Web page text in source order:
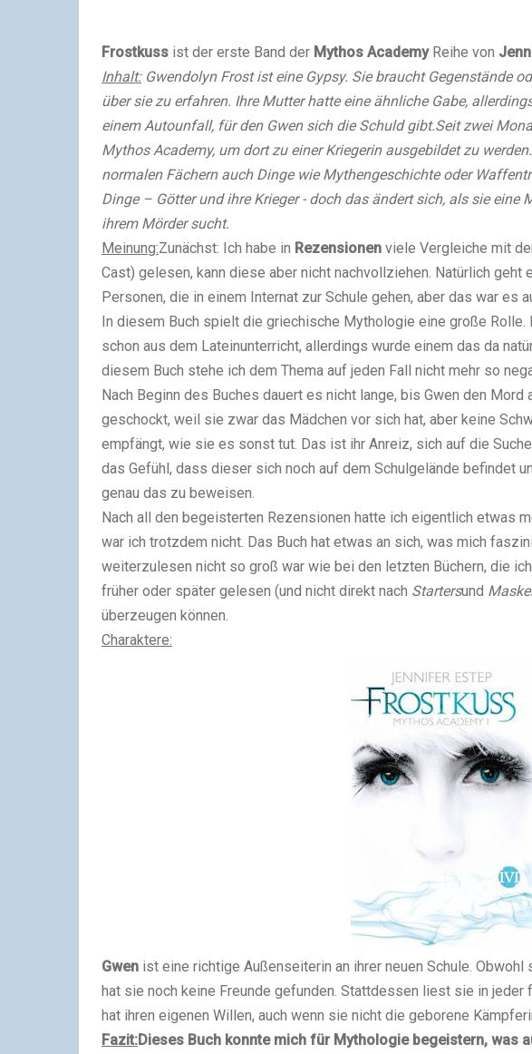
Frostkuss ist der erste Band der Mythos AcademyReihe von
Inhalt:Gwendolyn Frost ist eine Gypsy. Sie braucht Gegenstände
über sie zu erfahren. Ihre Mutter hatte eine ähnliche Gabe,
einem Autounfall, für den Gwen sich die Schuld gibt.Seit zwei
Mythos Academy, um dort zu einer Kriegerin ausgebildet zu
normalen Fächern auch Dinge wie Mythengeschichte oder
Dinge – Götter und ihre Krieger - doch das ändert sich, als sie
ihrem Mörder sucht.
Meinung:Zunächst: Ich habe in Rezensionen viele Vergleiche mit
Cast) gelesen, kann diese aber nicht nachvollziehen. Natürlich geht
Personen, die in einem Internat zur Schule gehen, aber das war es
In diesem Buch spielt die griechische Mythologie eine große Rolle.
schon aus dem Lateinunterricht, allerdings wurde einem das da
diesem Buch stehe ich dem Thema auf jeden Fall nicht mehr so
Nach Beginn des Buches dauert es nicht lange, bis Gwen den
geschockt, weil sie zwar das Mädchen vor sich hat, aber keine
empfängt, wie sie es sonst tut. Das ist ihr Anreiz, sich auf die
das Gefühl, dass dieser sich noch auf dem Schulgelände befindet
genau das zu beweisen.
Nach all den begeisterten Rezensionen hatte ich eigentlich etwas
war ich trotzdem nicht. Das Buch hat etwas an sich, was mich
weiterzulesen nicht so groß war wie bei den letzten Büchern, die
früher oder später gelesen (und nicht direkt nach Startersund
überzeugen können.
Charaktere:
Gwen ist eine richtige Außenseiterin an ihrer neuen Schule.
hat sie noch keine Freunde gefunden. Stattdessen liest sie in jeder
hat ihren eigenen Willen, auch wenn sie nicht die geborene
Fazit:Dieses Buch konnte mich für Mythologie begeistern, was